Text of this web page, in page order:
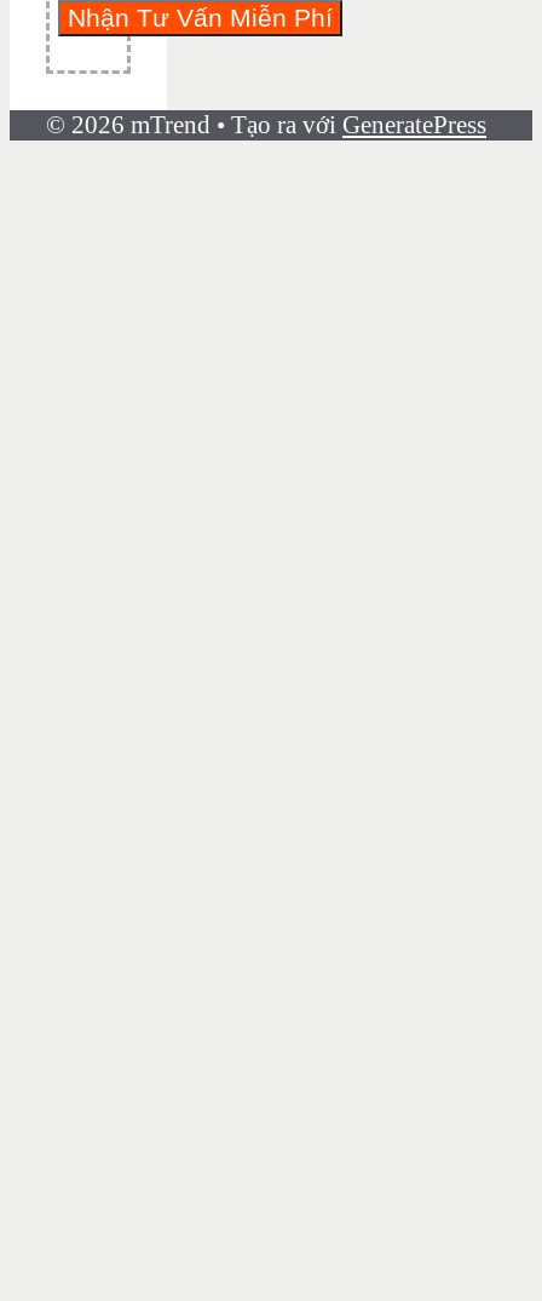
© 2026 mTrend • Tạo ra với GeneratePress